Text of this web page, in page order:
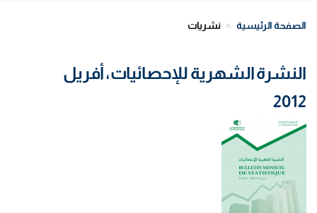
navigation
الصفحة الرئيسية نشريات
النشرة الشهرية للإحصائيات، أفريل
2012